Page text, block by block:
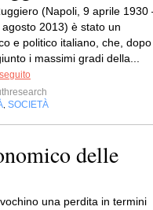
(Napoli, 9 aprile 1930
2013) è stato un
e politico italiano, che, dopo
i massimi gradi della...
SOCIETÀ
delle
una perdita in termini